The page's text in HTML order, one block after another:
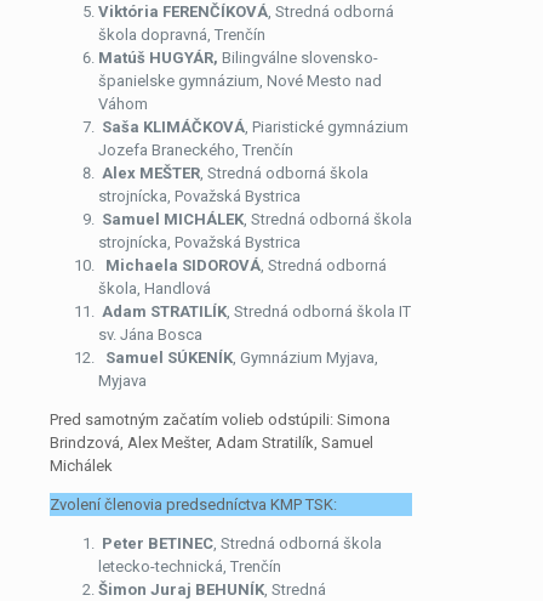
Viktória FERENČÍKOVÁ, Stredná odborná
škola dopravná, Trenčín
Matúš HUGYÁR, Bilingválne slovensko-
španielske gymnázium, Nové Mesto nad
Váhom
Saša KLIMÁČKOVÁ, Piaristické gymnázium
Jozefa Braneckého, Trenčín
Alex MEŠTER, Stredná odborná škola
strojnícka, Považská Bystrica
Samuel MICHÁLEK, Stredná odborná škola
strojnícka, Považská Bystrica
Michaela SIDOROVÁ, Stredná odborná
škola, Handlová
Adam STRATILÍK, Stredná odborná škola IT
sv. Jána Bosca
Samuel SÚKENÍK, Gymnázium Myjava,
Myjava
Pred samotným začatím volieb odstúpili: Simona
Brindzová, Alex Mešter, Adam Stratilík, Samuel
Michálek
Zvolení členovia predsedníctva KMP TSK:
Peter BETINEC, Stredná odborná škola
letecko-technická, Trenčín
Šimon Juraj BEHUNÍK, Stredná